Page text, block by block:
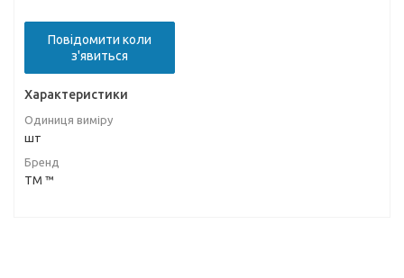
Повідомити коли
з'явиться
Характеристики
Одиниця виміру
шт
Бренд
ТМ ™